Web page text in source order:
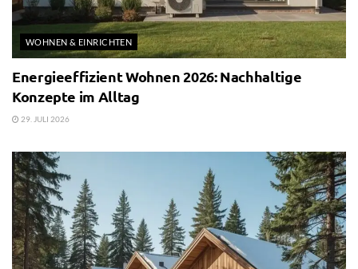
WOHNEN & EINRICHTEN
Energieeffizient Wohnen 2026: Nachhaltige
Konzepte im Alltag
29. JULI 2026